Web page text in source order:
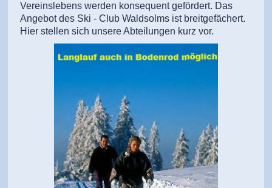
Vereinslebens werden konsequent gefördert. Das
Angebot des Ski - Club Waldsolms ist breitgefächert.
Hier stellen sich unsere Abteilungen kurz vor.